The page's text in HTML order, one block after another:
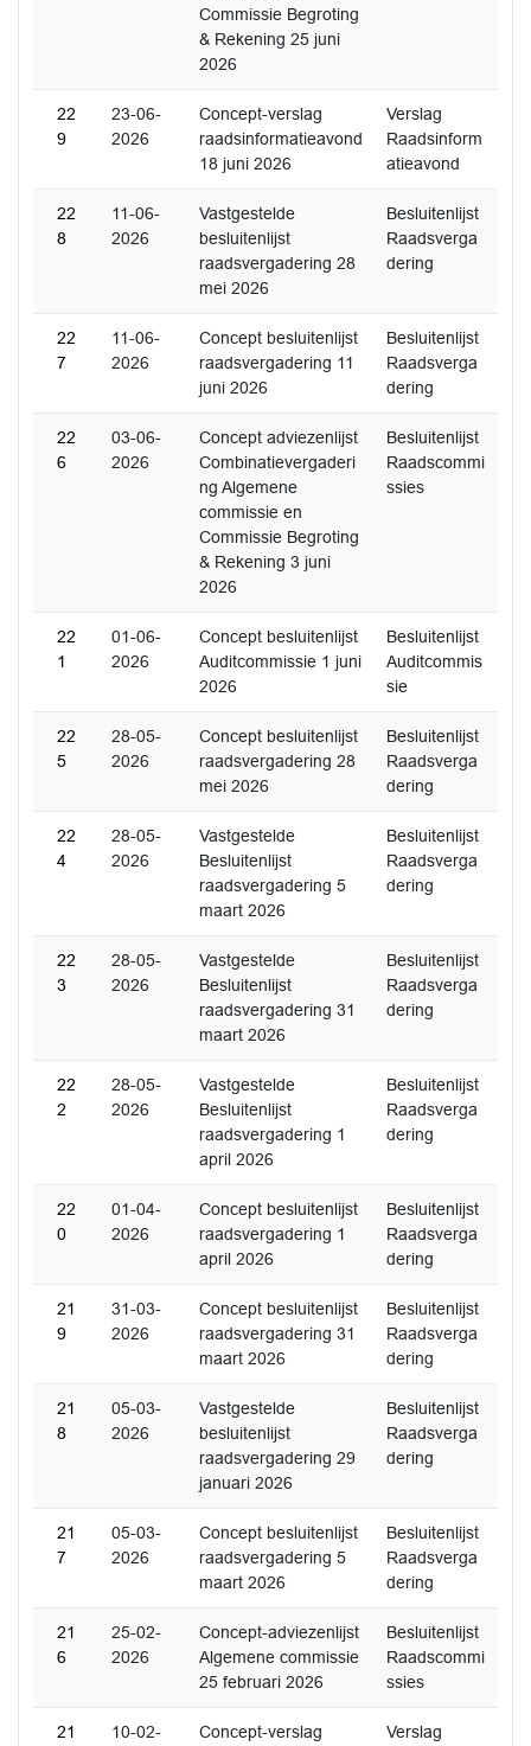
Commissie Begroting
& Rekening 25 juni
2026
22
9
23-06-
2026
Concept-verslag
raadsinformatieavond
18 juni 2026
Verslag
Raadsinform
atieavond
22
8
11-06-
2026
Vastgestelde
besluitenlijst
raadsvergadering 28
mei 2026
Besluitenlijst
Raadsverga
dering
22
7
11-06-
2026
Concept besluitenlijst
raadsvergadering 11
juni 2026
Besluitenlijst
Raadsverga
dering
22
6
03-06-
2026
Concept adviezenlijst
Combinatievergaderi
ng Algemene
commissie en
Commissie Begroting
& Rekening 3 juni
2026
Besluitenlijst
Raadscommi
ssies
22
1
01-06-
2026
Concept besluitenlijst
Auditcommissie 1 juni
2026
Besluitenlijst
Auditcommis
sie
22
5
28-05-
2026
Concept besluitenlijst
raadsvergadering 28
mei 2026
Besluitenlijst
Raadsverga
dering
22
4
28-05-
2026
Vastgestelde
Besluitenlijst
raadsvergadering 5
maart 2026
Besluitenlijst
Raadsverga
dering
22
3
28-05-
2026
Vastgestelde
Besluitenlijst
raadsvergadering 31
maart 2026
Besluitenlijst
Raadsverga
dering
22
2
28-05-
2026
Vastgestelde
Besluitenlijst
raadsvergadering 1
april 2026
Besluitenlijst
Raadsverga
dering
22
0
01-04-
2026
Concept besluitenlijst
raadsvergadering 1
april 2026
Besluitenlijst
Raadsverga
dering
21
9
31-03-
2026
Concept besluitenlijst
raadsvergadering 31
maart 2026
Besluitenlijst
Raadsverga
dering
21
8
05-03-
2026
Vastgestelde
besluitenlijst
raadsvergadering 29
januari 2026
Besluitenlijst
Raadsverga
dering
21
7
05-03-
2026
Concept besluitenlijst
raadsvergadering 5
maart 2026
Besluitenlijst
Raadsverga
dering
21
6
25-02-
2026
Concept-adviezenlijst
Algemene commissie
25 februari 2026
Besluitenlijst
Raadscommi
ssies
21 10-02- Concept-verslag Verslag